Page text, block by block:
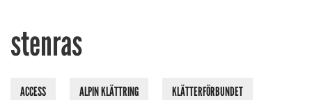
stenras
ACCESS ALPIN KLÄTTRING KLÄTTERFÖRBUNDET